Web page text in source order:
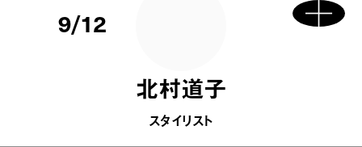
9/12
北村道子
スタイリスト